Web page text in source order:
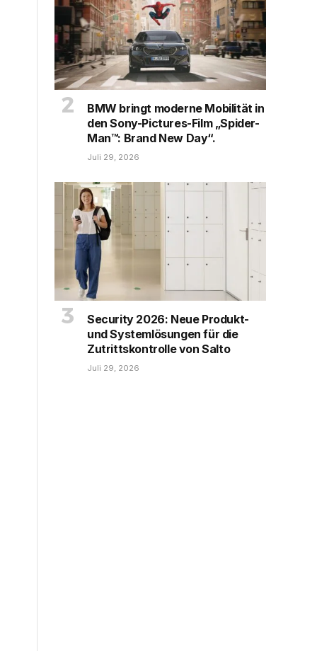
BMW bringt moderne Mobilität in
den Sony-Pictures-Film „Spider-
Man™: Brand New Day“.
Juli 29, 2026
Security 2026: Neue Produkt-
und Systemlösungen für die
Zutrittskontrolle von Salto
Juli 29, 2026